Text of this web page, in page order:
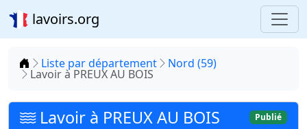
lavoirs.org
Accueil
Liste par département Nord (59)
Lavoir à PREUX AU BOIS
Lavoir à PREUX AU BOIS Publié